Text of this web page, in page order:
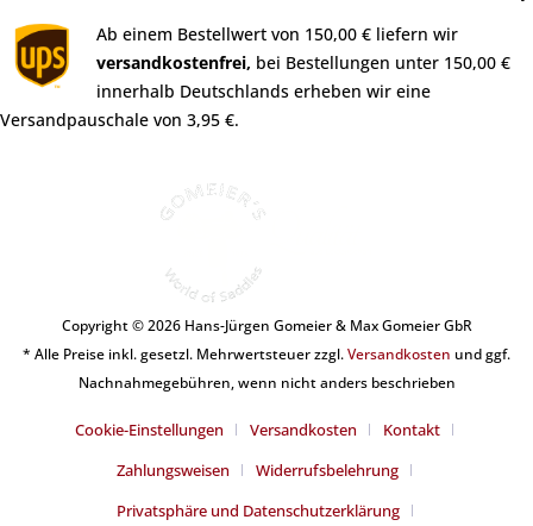
Ab einem Bestellwert von 150,00 € liefern wir
versandkostenfrei, bei Bestellungen unter 150,00 €
innerhalb Deutschlands erheben wir eine
Versandpauschale von 3,95 €.
Copyright © 2026 Hans-Jürgen Gomeier & Max Gomeier GbR
* Alle Preise inkl. gesetzl. Mehrwertsteuer zzgl.Versandkosten und ggf.
Nachnahmegebühren, wenn nicht anders beschrieben
Cookie-Einstellungen Versandkosten
Kontakt
Zahlungsweisen
Widerrufsbelehrung
Privatsphäre und Datenschutzerklärung